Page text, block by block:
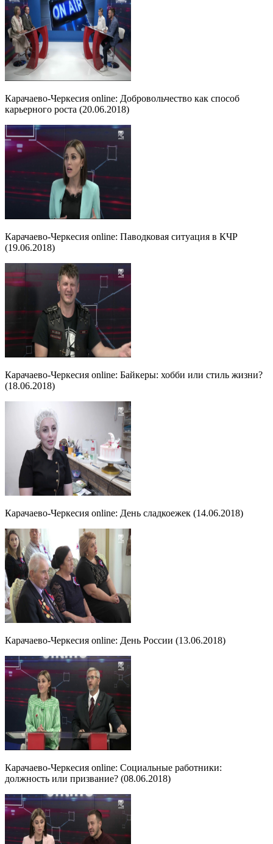
Карачаево-Черкесия online: Добровольчество как способ
карьерного роста (20.06.2018)
Карачаево-Черкесия online: Паводковая ситуация в КЧР
(19.06.2018)
Карачаево-Черкесия online: Байкеры: хобби или стиль жизни?
(18.06.2018)
Карачаево-Черкесия online: День сладкоежек (14.06.2018)
Карачаево-Черкесия online: День России (13.06.2018)
Карачаево-Черкесия online: Социальные работники:
должность или призвание? (08.06.2018)